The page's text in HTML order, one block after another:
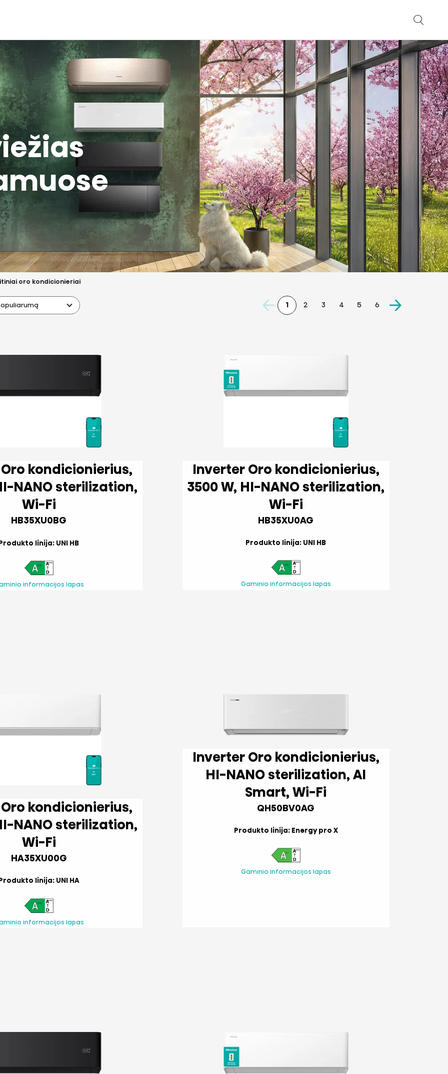
oro kondicionieriai
1 2 3 4 5 6
Wi-Fi
HB35XU0BG
linija: UNI HB
informacijos lapas
Inverter Oro kondicionierius,
3500 W, HI-NANO sterilization,
Wi-Fi
HB35XU0AG
Produkto linija: UNI HB
Gaminio informacijos lapas
Wi-Fi
HA35XU00G
linija: UNI HA
informacijos lapas
Inverter Oro kondicionierius,
HI-NANO sterilization, AI
Smart, Wi-Fi
QH50BV0AG
Produkto linija: Energy pro X
Gaminio informacijos lapas